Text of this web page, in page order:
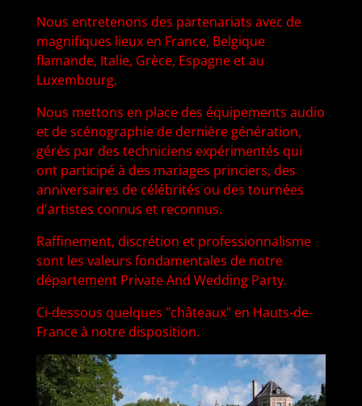
Nous entretenons des partenariats avec de
magnifiques lieux en France, Belgique
flamande, Italie, Grèce, Espagne et au
Luxembourg.
Nous mettons en place des équipements audio
et de scénographie de dernière génération,
gérés par des techniciens expérimentés qui
ont participé à des mariages princiers, des
anniversaires de célébrités ou des tournées
d'artistes connus et reconnus.
Raffinement, discrétion et professionnalisme
sont les valeurs fondamentales de notre
département Private And Wedding Party.
Ci-dessous quelques "châteaux" en Hauts-de-
France à notre disposition.